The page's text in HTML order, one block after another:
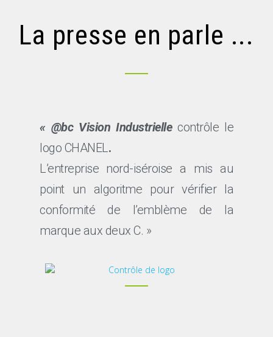
La presse en parle ...
« @bc Vision Industriellecontrôle le
logo CHANEL.
L’entreprise nord-iséroise a mis au
point un algoritme pour vérifier la
conformité de l’emblème de la
marque aux deux C. »